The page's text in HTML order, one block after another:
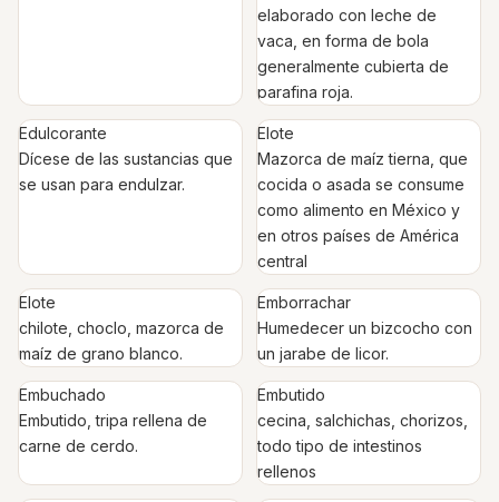
elaborado con leche de
vaca, en forma de bola
generalmente cubierta de
parafina roja.
Edulcorante
Dícese de las sustancias que
se usan para endulzar.
Elote
Mazorca de maíz tierna, que
cocida o asada se consume
como alimento en México y
en otros países de América
central
Elote
chilote, choclo, mazorca de
maíz de grano blanco.
Emborrachar
Humedecer un bizcocho con
un jarabe de licor.
Embuchado
Embutido, tripa rellena de
carne de cerdo.
Embutido
cecina, salchichas, chorizos,
todo tipo de intestinos
rellenos